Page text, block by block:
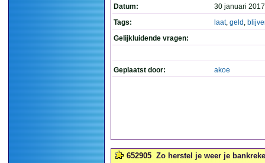
Datum:
30 januari
Tags:
laat, geld ,
Gelijkluidende vragen:
Geplaatst door: akoe
652905 Zo herstel je weer je